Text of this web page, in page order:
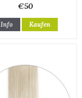
€50
Info Kaufen